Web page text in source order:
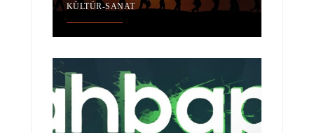
KÜLTÜR-SANAT